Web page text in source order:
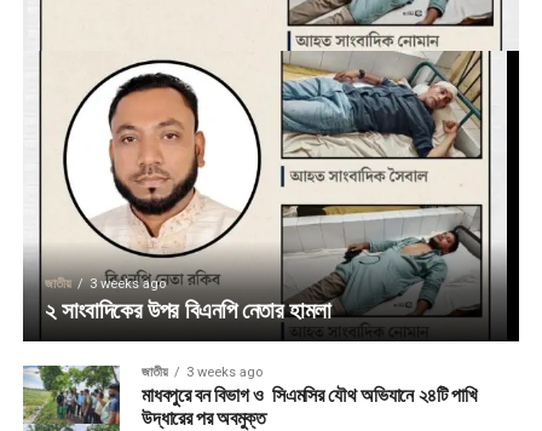
জাতীয় 3 weeks ago
২ সাংবাদিকের উপর বিএনপি নেতার হামলা
জাতীয় 3 weeks ago
মাধবপুরে বন বিভাগ ও সিএমসির যৌথ অভিযানে ২৪টি পাখি
উদ্ধারের পর অবমুক্ত